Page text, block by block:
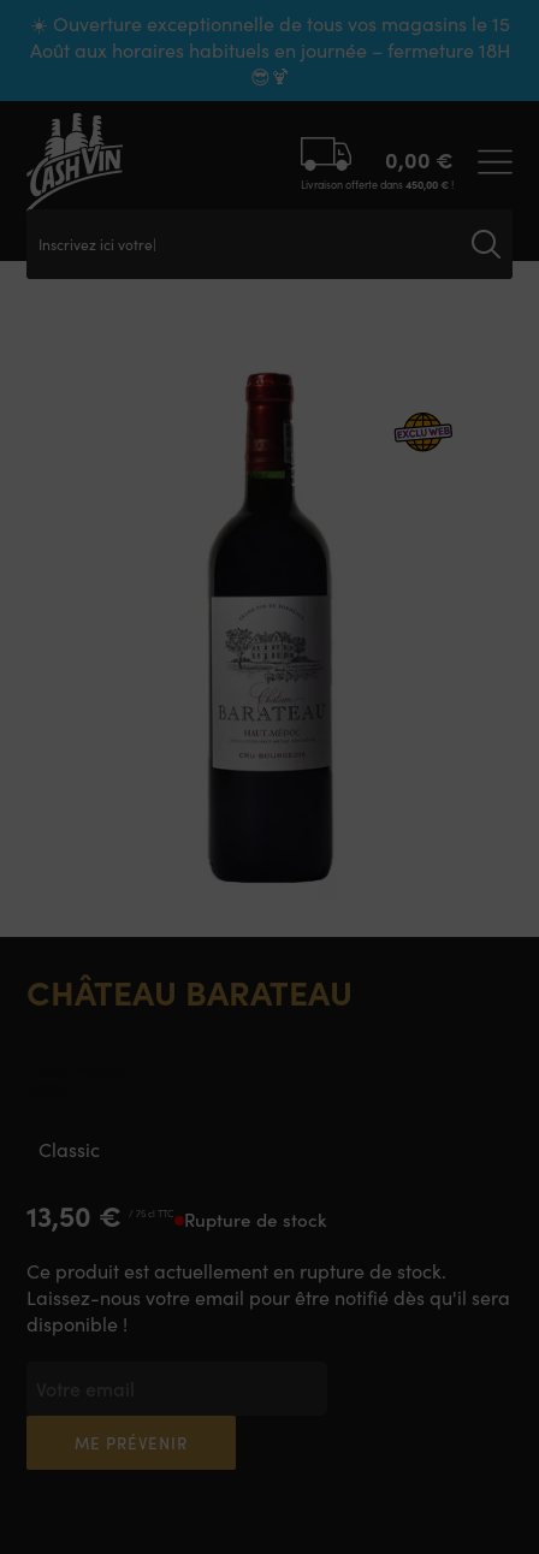
☀️ Ouverture exceptionnelle de tous vos magasins le 15
Août aux horaires habituels en journée – fermeture 18H
😎🍹
Inscrivez ici votre r
0,00 €
Livraison offerte dans450,00 €!
CHÂTEAU BARATEAU
13,50 € / 75 cl TTC Rupture de stock
Ce produit est actuellement en rupture de stock.
Laissez-nous votre email pour être notifié dès qu'il sera
disponible !
ME PRÉVENIR
Classic
Panneau de gestion des cookies